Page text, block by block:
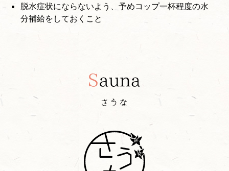
脱水症状にならないよう、予めコップ一杯程度の水
分補給をしておくこと